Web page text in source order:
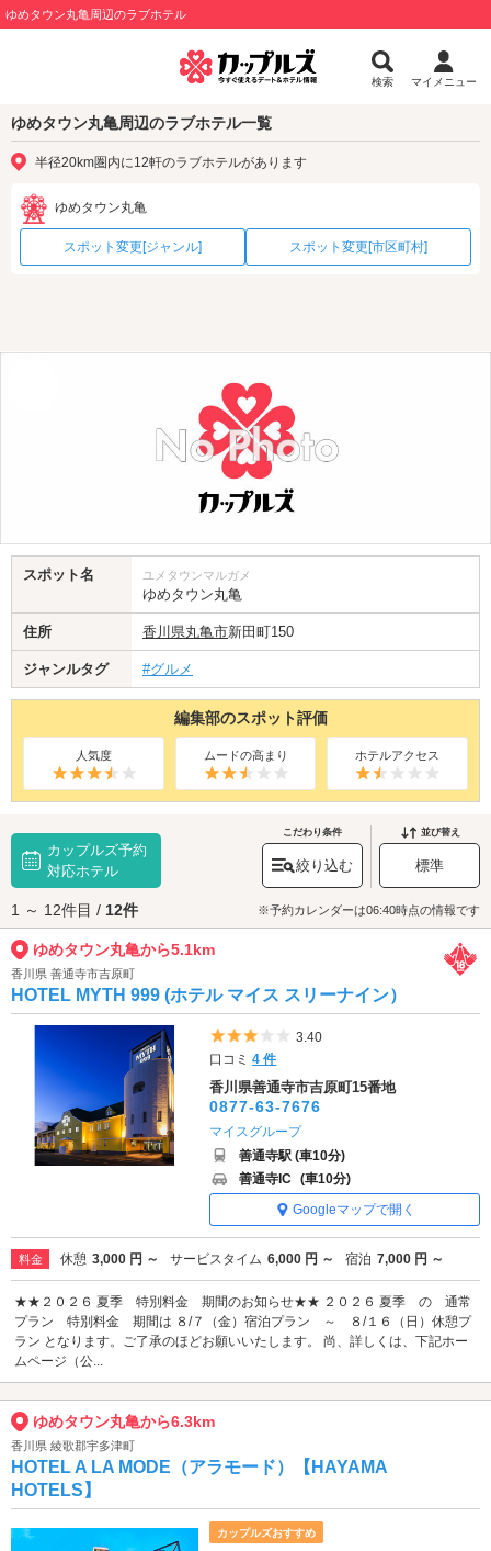
ゆめタウン丸亀周辺のラブホテル
検索 マイメニュー
ゆめタウン丸亀周辺のラブホテル一覧
半径20km圏内に12軒のラブホテルがあります
ゆめタウン丸亀
スポット変更[ジャンル] スポット変更[市区町村]
スポット名 ユメタウンマルガメ
ゆめタウン丸亀
住所 香川県丸亀市新田町150
ジャンルタグ #グルメ
編集部のスポット評価
人気度 ムードの高まり ホテルアクセス
カップルズ予約
対応ホテル
こだわり条件
絞り込む
並び替え
標準
1 ～ 12件目 / 12件 ※予約カレンダーは06:40時点の情報です
ゆめタウン丸亀から5.1km
香川県 善通寺市吉原町
HOTEL MYTH 999 (ホテル マイス スリーナイン）
5つ星のうち3
3.40
口コミ4 件
香川県善通寺市吉原町15番地
0877-63-7676
マイスグループ
善通寺駅 (車10分)
善通寺IC (車10分)
Googleマップで開く
料金 休憩 3,000 円 ～ サービスタイム 6,000 円 ～ 宿泊 7,000 円 ～
★★２０２６ 夏季 特別料金 期間のお知らせ★★ ２０２６ 夏季 の 通常
プラン 特別料金 期間は ８/７（金）宿泊プラン ～ ８/１６（日）休憩プ
ラン となります。ご了承のほどお願いいたします。 尚、詳しくは、下記ホー
ムページ（公...
ゆめタウン丸亀から6.3km
香川県 綾歌郡宇多津町
HOTEL A LA MODE（アラモード）【HAYAMA
HOTELS】
カップルズおすすめ